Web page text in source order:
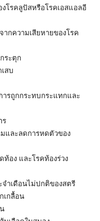
โรคลูปัสหรือโรคเอสแอลอี
กความเสียหายของโรค
ระตุก
สบ
รถูกกระทบกระแทกและ
ร
และลดการหดตัวของ
อง และโรคท้องร่วง
ำเดือนไม่ปกติของสตรี
เกลื้อน